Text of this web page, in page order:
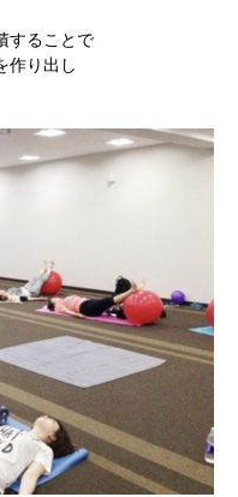
することで
作り出し